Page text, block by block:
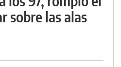
sobre las alas